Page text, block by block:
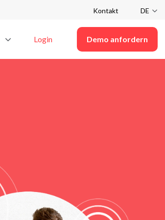
Kontakt DE
Login Demo anfordern